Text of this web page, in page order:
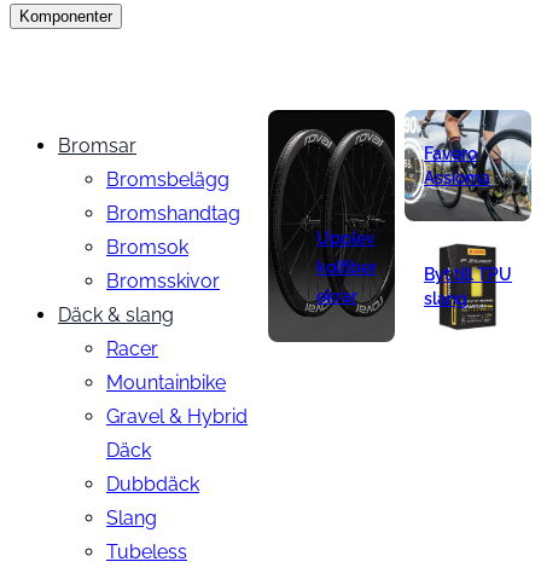
Komponenter
Bromsar
Bromsbelägg
Bromshandtag
Bromsok
Bromsskivor
Däck & slang
Racer
Mountainbike
Gravel & Hybrid
Däck
Dubbdäck
Slang
Tubeless
Upplev
kolfiber
ekrar
Favero
Assioma
Byt till TPU
slang